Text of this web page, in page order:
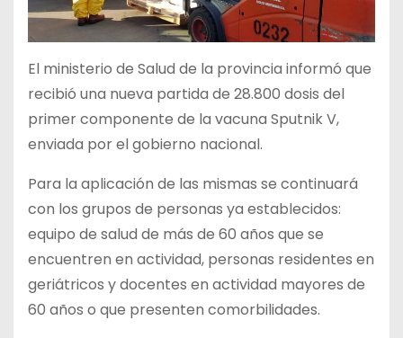
El ministerio de Salud de la provincia informó que
recibió una nueva partida de 28.800 dosis del
primer componente de la vacuna Sputnik V,
enviada por el gobierno nacional.
Para la aplicación de las mismas se continuará
con los grupos de personas ya establecidos:
equipo de salud de más de 60 años que se
encuentren en actividad, personas residentes en
geriátricos y docentes en actividad mayores de
60 años o que presenten comorbilidades.